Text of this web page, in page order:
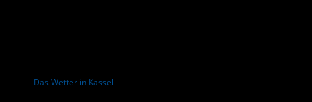
Das Wetter in Kassel